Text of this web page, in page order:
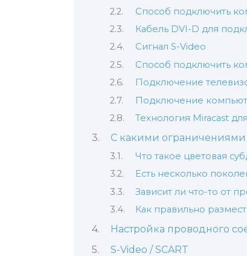
Способ подключить
Кабель DVI-D для
Сигнал S-Video
Способ подключить
Подключение
Подключение
Технология Miracast
С какими ограничениями
Что такое цветовая
Есть несколько
Зависит ли что-то от
Как правильно
Настройка проводного
S-Video / SCART